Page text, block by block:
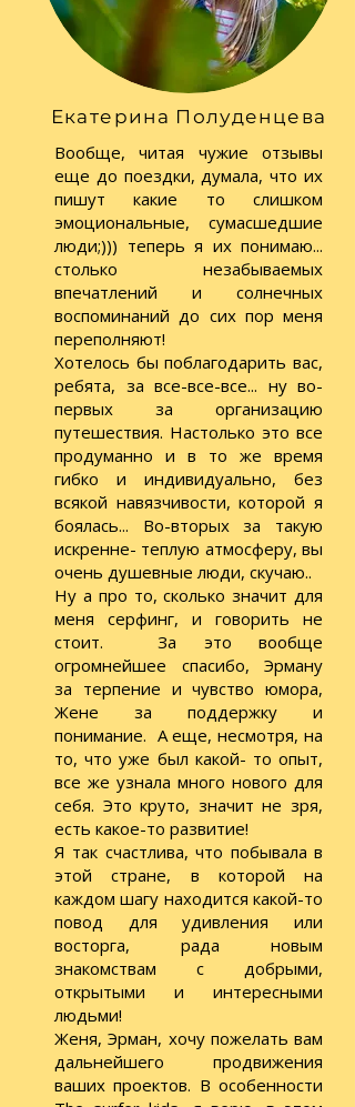
Екатерина Полуденцева
Вообще, читая чужие отзывы
еще до поездки, думала, что их
пишут какие то слишком
эмоциональные, сумасшедшие
люди;))) теперь я их понимаю...
столько незабываемых
впечатлений и солнечных
воспоминаний до сих пор меня
переполняют!
Хотелось бы поблагодарить вас,
ребята, за все-все-все... ну во-
первых за организацию
путешествия. Настолько это все
продуманно и в то же время
гибко и индивидуально, без
всякой навязчивости, которой я
боялась... Во-вторых за такую
искренне- теплую атмосферу, вы
очень душевные люди, скучаю..
Ну а про то, сколько значит для
меня серфинг, и говорить не
стоит. За это вообще
огромнейшее спасибо, Эрману
за терпение и чувство юмора,
Жене за поддержку и
понимание. А еще, несмотря, на
то, что уже был какой- то опыт,
все же узнала много нового для
себя. Это круто, значит не зря,
есть какое-то развитие!
Я так счастлива, что побывала в
этой стране, в которой на
каждом шагу находится какой-то
повод для удивления или
восторга, рада новым
знакомствам с добрыми,
открытыми и интересными
людьми!
Женя, Эрман, хочу пожелать вам
дальнейшего продвижения
ваших проектов. В особенности